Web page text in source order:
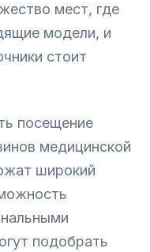
мест, где
модели, и
стоит
посещение
медицинской
широкий
подобрать